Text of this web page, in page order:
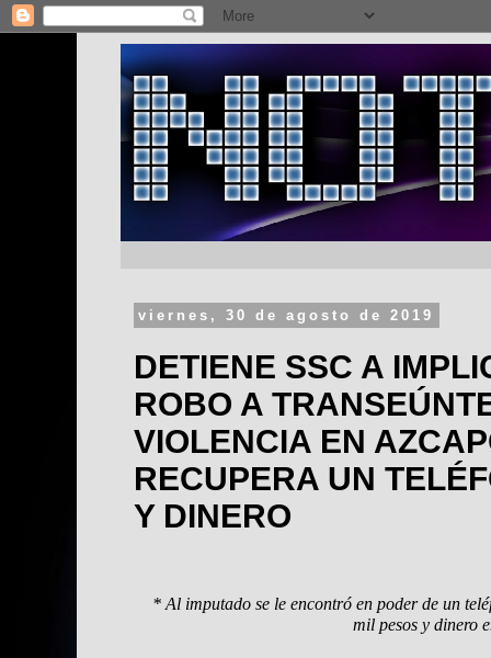
viernes, 30 de agosto de 2019
DETIENE SSC A
ROBO A
VIOLENCIA EN
RECUPERA UN
Y DINERO
* Al imputado se le encontró en poder de un
mil pesos y dinero